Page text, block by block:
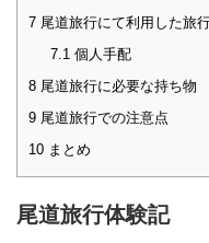
7 尾道旅行にて利用した旅
7.1 個人手配
8 尾道旅行に必要な持ち物
9 尾道旅行での注意点
10 まとめ
尾道旅行体験記